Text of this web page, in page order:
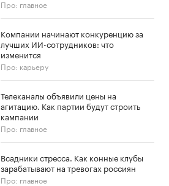
Про: главное
Компании начинают конкуренцию за
лучших ИИ-сотрудников: что
изменится
Про: карьеру
Телеканалы объявили цены на
агитацию. Как партии будут строить
кампании
Про: главное
Всадники стресса. Как конные клубы
зарабатывают на тревогах россиян
Про: главное